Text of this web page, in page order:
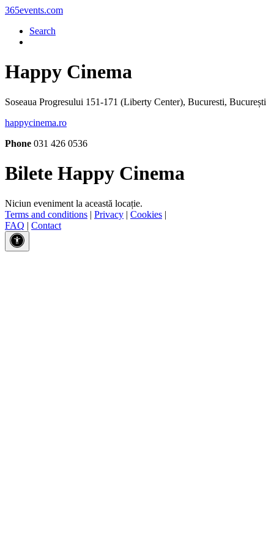
365events.com
Search
Happy Cinema
Soseaua Progresului 151-171 (Liberty Center), Bucuresti, București
happycinema.ro
Phone 031 426 0536
Bilete Happy Cinema
Niciun eveniment la această locație.
Terms and conditions | Privacy | Cookies |
FAQ | Contact